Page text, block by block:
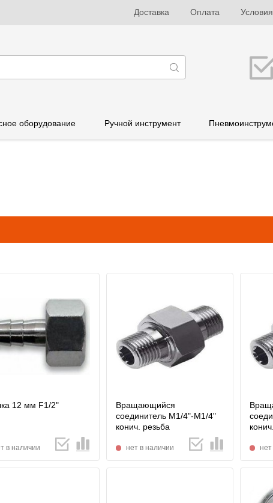
Доставка Оплата
оборудование Ручной инструмент
12 мм F1/2"
в наличии
Вращающийся
соединитель М1/4"-M1/4"
конич. резьба
нет в наличии